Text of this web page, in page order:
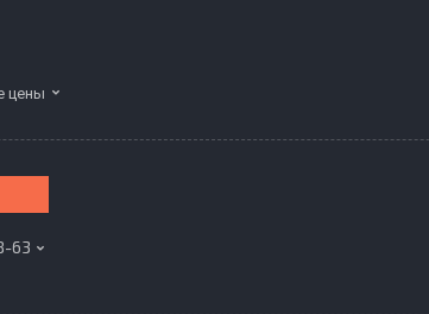
цены
63